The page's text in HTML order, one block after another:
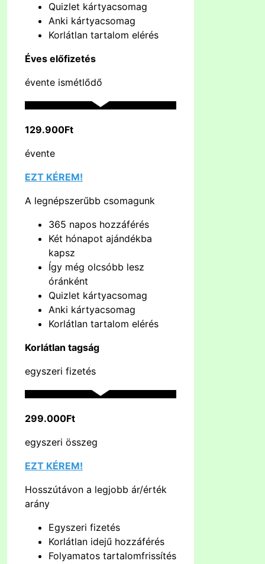
Quizlet kártyacsomag
Anki kártyacsomag
Korlátlan tartalom elérés
Éves előfizetés
évente ismétlődő
129.900Ft
évente
EZT KÉREM!
A legnépszerűbb csomagunk
365 napos hozzáférés
Két hónapot ajándékba
kapsz
Így még olcsóbb lesz
óránként
Quizlet kártyacsomag
Anki kártyacsomag
Korlátlan tartalom elérés
Korlátlan tagság
egyszeri fizetés
299.000Ft
egyszeri összeg
EZT KÉREM!
Hosszútávon a legjobb ár/érték
arány
Egyszeri fizetés
Korlátlan idejű hozzáférés
Folyamatos tartalomfrissítés